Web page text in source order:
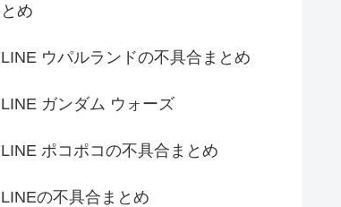
とめ
LINE ウパルランドの不具合まとめ
LINE ガンダム ウォーズ
LINE ポコポコの不具合まとめ
LINEの不具合まとめ